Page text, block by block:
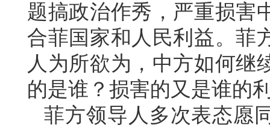
题搞政治作秀，严重损害
合菲国家和人民利益。菲
人为所欲为，中方如何继
的是谁？损害的又是谁的
菲方领导人多次表态愿